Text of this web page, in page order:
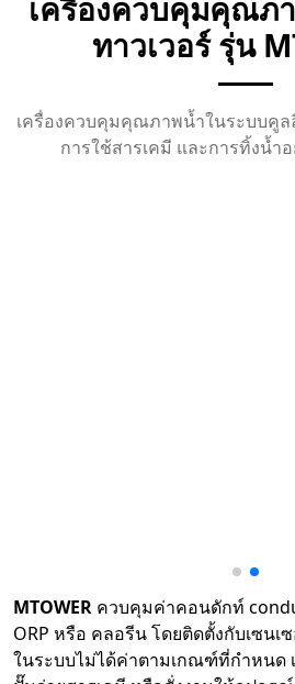
เครื่องควบคุมคุณภ
ทาวเวอร์ รุ่น
เครื่องควบคุมคุณภาพน้ำในระบบคูล
การใช้สารเคมี และการทิ้งน้ำ
MTOWER ควบคุมค่าคอนดักท์
ORP หรือ คลอรีน โดยติดตั้งกับเซน
ในระบบไม่ได้ค่าตามเกณฑ์ที่กำหนด